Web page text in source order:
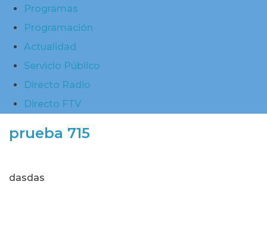
Programas
Programación
Actualidad
Servicio Público
Directo Radio
Directo FTV
prueba 715
dasdas